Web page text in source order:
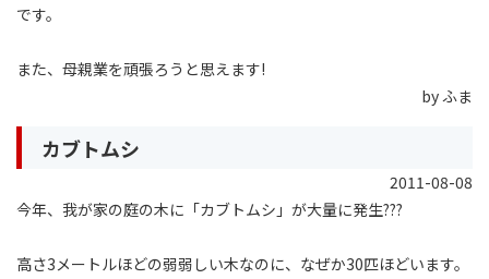
です。
また、母親業を頑張ろうと思えます!
by ふま
カブトムシ
2011-08-08
今年、我が家の庭の木に「カブトムシ」が大量に発生???
高さ3メートルほどの弱弱しい木なのに、なぜか30匹ほどいます。